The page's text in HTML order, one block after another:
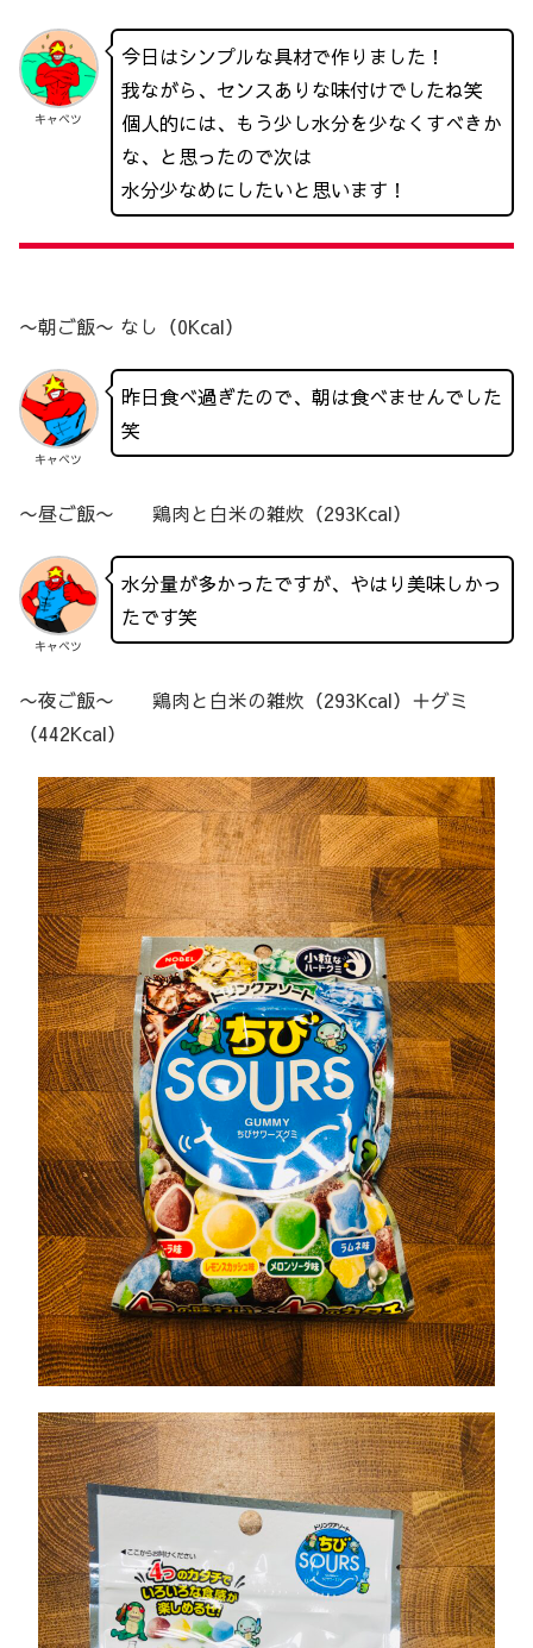
キャベツ
今日はシンプルな具材で作りました！
我ながら、センスありな味付けでしたね笑
個人的には、もう少し水分を少なくすべきか
な、と思ったので次は
水分少なめにしたいと思います！
〜朝ご飯〜 なし（0Kcal）
キャベツ
昨日食べ過ぎたので、朝は食べませんでした
笑
〜昼ご飯〜 鶏肉と白米の雑炊（293Kcal）
キャベツ
水分量が多かったですが、やはり美味しかっ
たです笑
〜夜ご飯〜 鶏肉と白米の雑炊（293Kcal）＋グミ
（442Kcal）